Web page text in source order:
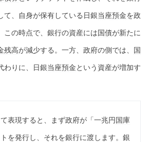
て、自身が保有している日銀当座預金を政
この時点で、銀行の資産には国債が新たに
残高が減少する。一方、政府の側では、 国
わりに、日銀当座預金という資産が増加す
て表現すると、まず政府が「一兆円国庫
を発行し、それを銀行に渡します。銀